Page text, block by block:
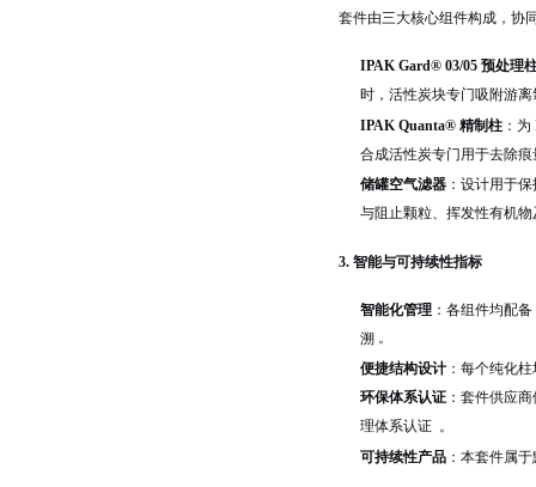
套件由三大核心组件构成，协
IPAK Gard® 03/05 预处理
时，活性炭块专门吸附游
IPAK Quanta® 精制柱 ：
合成活性炭专门用于去除
储罐空气滤器 ：设计用于
与阻止颗粒、挥发性有机
3. 智能与可持续性指标
智能化管理 ：各组件均配
溯 。
便捷结构设计 ：每个纯化
环保体系认证 ：套件供应
理体系认证 。
可持续性产品 ：本套件属